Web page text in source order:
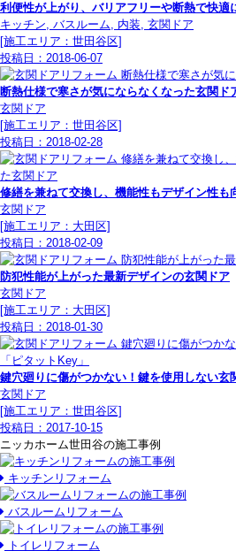
利便性が上がり、バリアフリーや断熱で快適
キッチン, バスルーム, 内装, 玄関ドア
[施工エリア：世田谷区]
投稿日： 2018-06-07
断熱仕様で寒さが気にならなくなった玄関ド
玄関ドア
[施工エリア：世田谷区]
投稿日： 2018-02-28
修繕を兼ねて交換し、機能性もデザイン性も
玄関ドア
[施工エリア：大田区]
投稿日： 2018-02-09
防犯性能が上がった最新デザインの玄関ドア
玄関ドア
[施工エリア：大田区]
投稿日： 2018-01-30
鍵穴廻りに傷がつかない！鍵を使用しない玄
玄関ドア
[施工エリア：世田谷区]
投稿日： 2017-10-15
ニッカホーム世田谷の施工事例
キッチンリフォーム
バスルームリフォーム
トイレリフォーム